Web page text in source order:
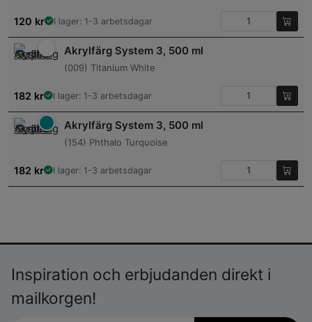
120 kr I lager: 1-3 arbetsdagar
Akrylfärg System 3, 500 ml
(009) Titanium White
182 kr I lager: 1-3 arbetsdagar
Akrylfärg System 3, 500 ml
(154) Phthalo Turquoise
182 kr I lager: 1-3 arbetsdagar
Inspiration och erbjudanden direkt i
mailkorgen!